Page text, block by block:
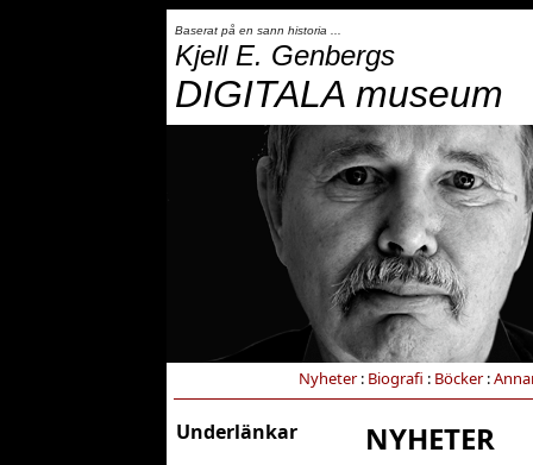
Baserat på en sann historia ...
Kjell E. Genbergs
DIGITALA museum
Nyheter: Biografi : Böcker:
Underlänkar NYHETER